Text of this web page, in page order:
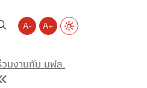
A- A+
วมงานกับ มฟล.